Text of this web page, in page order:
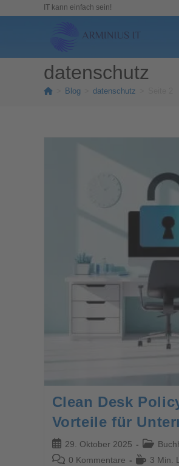
IT kann einfach sein!
datenschutz
Blog datenschutz
Clean Desk
Vorteile für
29. Oktober 2025
0 Kommentare
3 Min.